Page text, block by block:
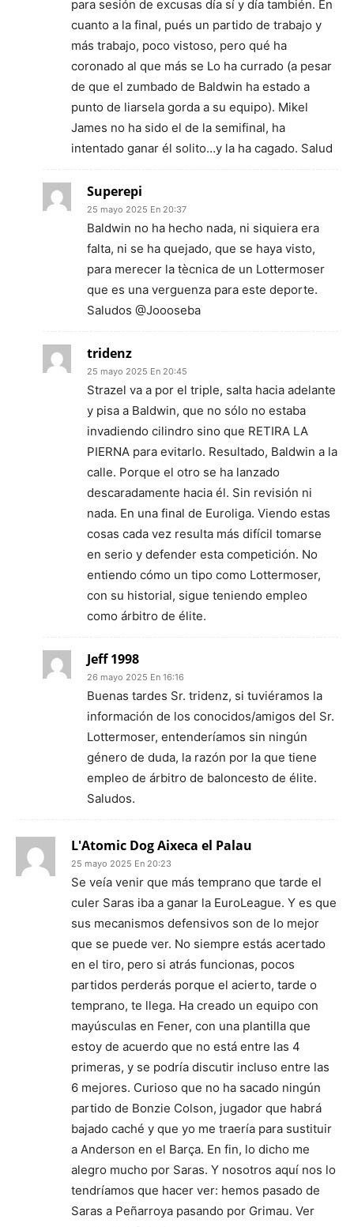
para sesión de excusas día sí y día también. En
cuanto a la final, pués un partido de trabajo y
más trabajo, poco vistoso, pero qué ha
coronado al que más se Lo ha currado (a pesar
de que el zumbado de Baldwin ha estado a
punto de liarsela gorda a su equipo). Mikel
James no ha sido el de la semifinal, ha
intentado ganar él solito…y la ha cagado. Salud
Superepi
25 mayo 2025 En 20:37
Baldwin no ha hecho nada, ni siquiera era
falta, ni se ha quejado, que se haya visto,
para merecer la tècnica de un Lottermoser
que es una verguenza para este deporte.
Saludos @Joooseba
tridenz
25 mayo 2025 En 20:45
Strazel va a por el triple, salta hacia adelante
y pisa a Baldwin, que no sólo no estaba
invadiendo cilindro sino que RETIRA LA
PIERNA para evitarlo. Resultado, Baldwin a la
calle. Porque el otro se ha lanzado
descaradamente hacia él. Sin revisión ni
nada. En una final de Euroliga. Viendo estas
cosas cada vez resulta más difícil tomarse
en serio y defender esta competición. No
entiendo cómo un tipo como Lottermoser,
con su historial, sigue teniendo empleo
como árbitro de élite.
Jeff 1998
26 mayo 2025 En 16:16
Buenas tardes Sr. tridenz, si tuviéramos la
información de los conocidos/amigos del Sr.
Lottermoser, entenderíamos sin ningún
género de duda, la razón por la que tiene
empleo de árbitro de baloncesto de élite.
Saludos.
L'Atomic Dog Aixeca el Palau
25 mayo 2025 En 20:23
Se veía venir que más temprano que tarde el
culer Saras iba a ganar la EuroLeague. Y es que
sus mecanismos defensivos son de lo mejor
que se puede ver. No siempre estás acertado
en el tiro, pero si atrás funcionas, pocos
partidos perderás porque el acierto, tarde o
temprano, te llega. Ha creado un equipo con
mayúsculas en Fener, con una plantilla que
estoy de acuerdo que no está entre las 4
primeras, y se podría discutir incluso entre las
6 mejores. Curioso que no ha sacado ningún
partido de Bonzie Colson, jugador que habrá
bajado caché y que yo me traería para sustituir
a Anderson en el Barça. En fin, lo dicho me
alegro mucho por Saras. Y nosotros aquí nos lo
tendríamos que hacer ver: hemos pasado de
Saras a Peñarroya pasando por Grimau. Ver